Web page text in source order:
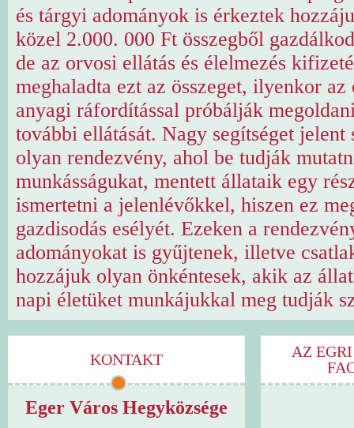
és tárgyi adományok is érkeztek
közel 2.000. 000 Ft összegből
de az orvosi ellátás és élelmezés
meghaladta ezt az összeget, ilyenkor az
anyagi ráfordítással próbálják
további ellátását. Nagy segítséget jelent
olyan rendezvény, ahol be tudják
munkásságukat, mentett állataik egy
ismertetni a jelenlévőkkel, hiszen ez
gazdisodás esélyét. Ezeken a
adományokat is gyűjtenek, illetve
hozzájuk olyan önkéntesek, akik az
napi életüket munkájukkal meg tudják
KONTAKT
Eger Város Hegyközsége
AZ